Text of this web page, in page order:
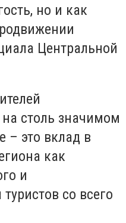
но и как
Центральной
столь значимом
– это вклад в
как
и
со всего